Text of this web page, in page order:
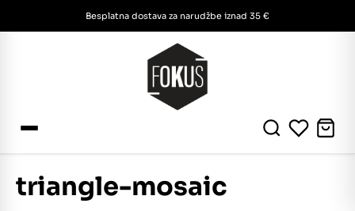
Besplatna dostava za narudžbe iznad 35 €
triangle-mosaic